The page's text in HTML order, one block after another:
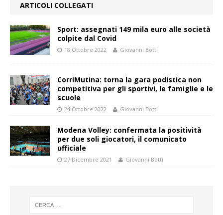
ARTICOLI COLLEGATI
Sport: assegnati 149 mila euro alle società
colpite dal Covid
18 Ottobre 2022 Giovanni Botti
CorriMutina: torna la gara podistica non
competitiva per gli sportivi, le famiglie e le
scuole
24 Ottobre 2022 Giovanni Botti
Modena Volley: confermata la positività
per due soli giocatori, il comunicato
ufficiale
27 Dicembre 2021 Giovanni Botti